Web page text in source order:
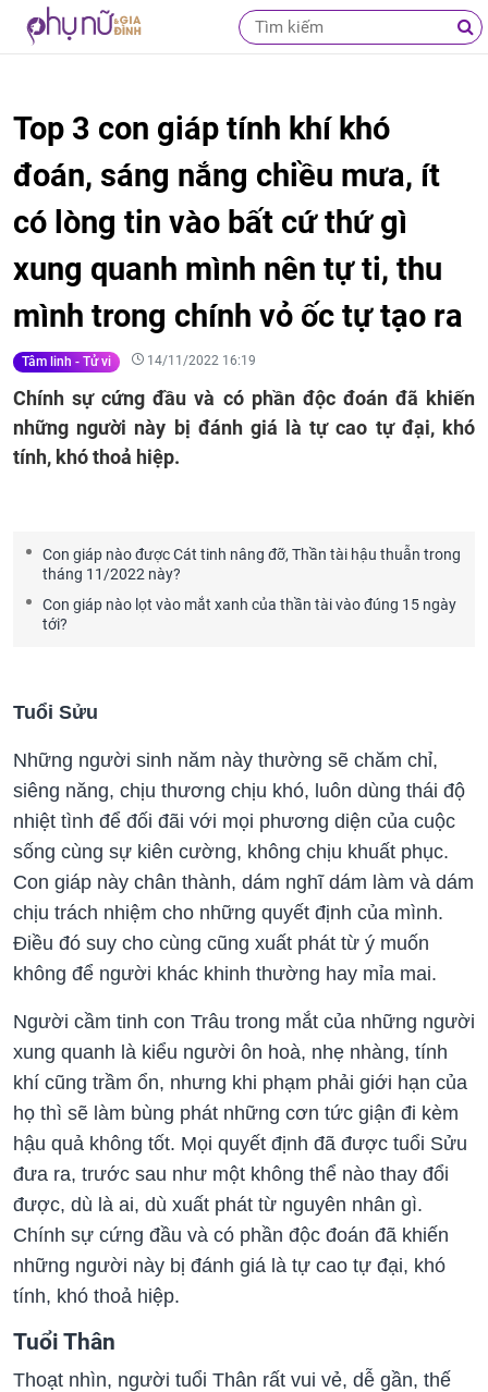
Top 3 con giáp tính khí khó
đoán, sáng nắng chiều mưa, ít
có lòng tin vào bất cứ thứ gì
xung quanh mình nên tự ti, thu
mình trong chính vỏ ốc tự tạo ra
Tâm linh - Tử vi 14/11/2022 16:19
Chính sự cứng đầu và có phần độc đoán đã khiến
những người này bị đánh giá là tự cao tự đại, khó
tính, khó thoả hiệp.
Con giáp nào được Cát tinh nâng đỡ, Thần tài hậu thuẫn trong
tháng 11/2022 này?
Con giáp nào lọt vào mắt xanh của thần tài vào đúng 15 ngày
tới?
Tuổi Sửu
Những người sinh năm này thường sẽ chăm chỉ,
siêng năng, chịu thương chịu khó, luôn dùng thái độ
nhiệt tình để đối đãi với mọi phương diện của cuộc
sống cùng sự kiên cường, không chịu khuất phục.
Con giáp này chân thành, dám nghĩ dám làm và dám
chịu trách nhiệm cho những quyết định của mình.
Điều đó suy cho cùng cũng xuất phát từ ý muốn
không để người khác khinh thường hay mỉa mai.
Người cầm tinh con Trâu trong mắt của những người
xung quanh là kiểu người ôn hoà, nhẹ nhàng, tính
khí cũng trầm ổn, nhưng khi phạm phải giới hạn của
họ thì sẽ làm bùng phát những cơn tức giận đi kèm
hậu quả không tốt. Mọi quyết định đã được tuổi Sửu
đưa ra, trước sau như một không thể nào thay đổi
được, dù là ai, dù xuất phát từ nguyên nhân gì.
Chính sự cứng đầu và có phần độc đoán đã khiến
những người này bị đánh giá là tự cao tự đại, khó
tính, khó thoả hiệp.
Tuổi Thân
Thoạt nhìn, người tuổi Thân rất vui vẻ, dễ gần, thế